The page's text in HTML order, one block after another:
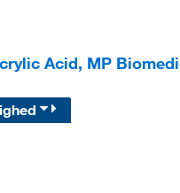
Acid, MP